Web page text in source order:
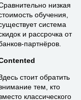
низкая
обучения,
система
и рассрочка от
партнёров.
стоит обратить
тем, кто
классического